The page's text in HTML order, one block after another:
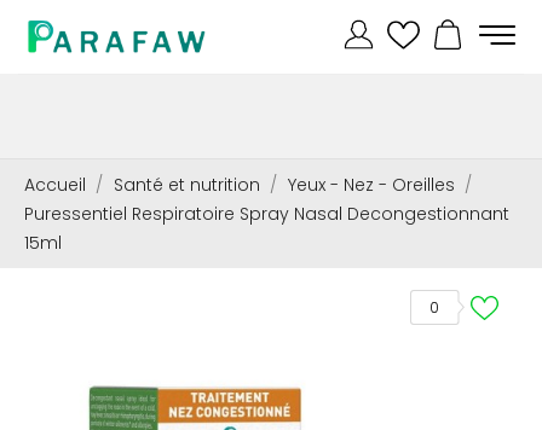
Accueil Santé et nutrition
Yeux - Nez - Oreilles
Puressentiel Respiratoire Spray Nasal Decongestionnant
15ml
0